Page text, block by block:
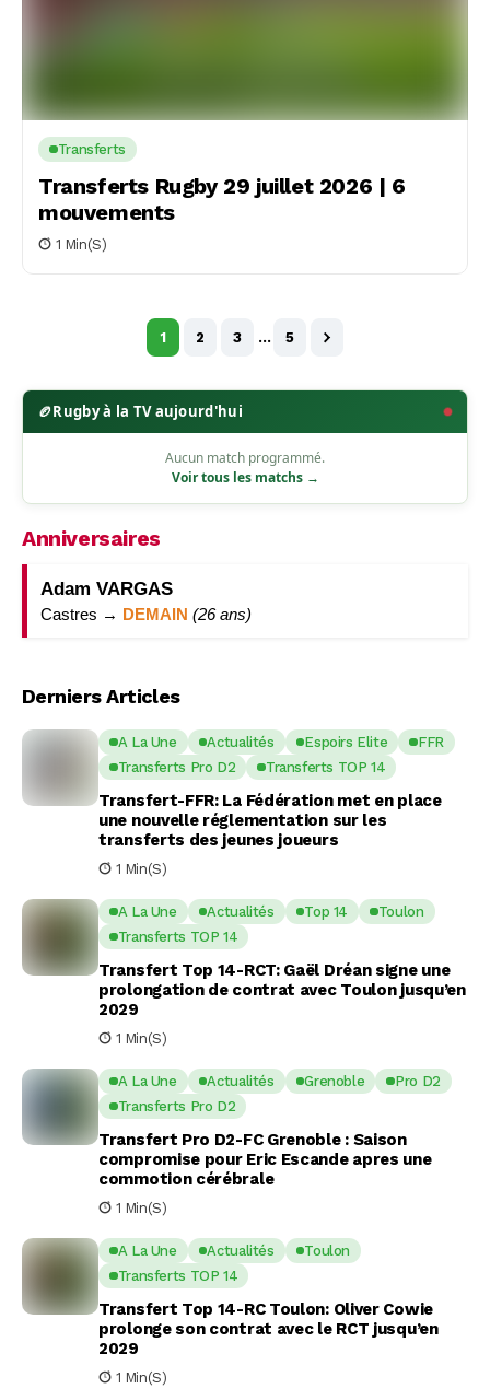
Transferts
Transferts Rugby 29 juillet 2026 | 6
mouvements
1 Min(s)
1 2 3 … 5
🏉Rugby à la TV aujourd'hui
Aucun match programmé.
Voir tous les matchs →
Anniversaires
Adam VARGAS
Castres → DEMAIN (26 ans)
Derniers Articles
A La Une Actualités Espoirs Elite
FFR
Transferts Pro D2
Transferts TOP 14
Transfert-FFR: La Fédération met en place
une nouvelle réglementation sur les
transferts des jeunes joueurs
1 Min(s)
A La Une Actualités Top 14
Toulon
Transferts TOP 14
Transfert Top 14-RCT: Gaël Dréan signe une
prolongation de contrat avec Toulon jusqu’en
2029
1 Min(s)
A La Une Actualités Grenoble
Pro D2
Transferts Pro D2
Transfert Pro D2-FC Grenoble : Saison
compromise pour Eric Escande apres une
commotion cérébrale
1 Min(s)
A La Une Actualités
Toulon
Transferts TOP 14
Transfert Top 14-RC Toulon: Oliver Cowie
prolonge son contrat avec le RCT jusqu’en
2029
1 Min(s)